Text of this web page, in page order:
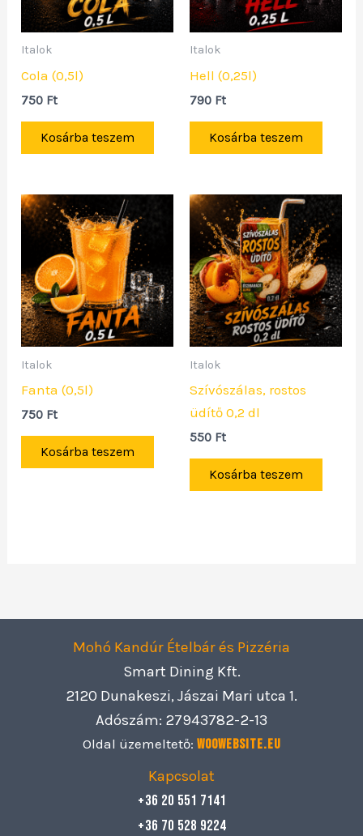
Italok
Cola (0,5l)
750 Ft
Kosárba teszem
Italok
Hell (0,25l)
790 Ft
Kosárba teszem
Italok
Fanta (0,5l)
750 Ft
Kosárba teszem
Italok
Szívószálas, rostos
üdítő 0,2 dl
550 Ft
Kosárba teszem
Mohó Kandúr Ételbár és Pizzéria
Smart Dining Kft.
2120 Dunakeszi, Jászai Mari utca 1.
Adószám: 27943782-2-13
Oldal üzemeltető: Woowebsite.eu
Kapcsolat
+36 20 551 7141
+36 70 528 9224